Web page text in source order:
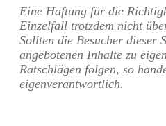
Eine Haftung für die
Einzelfall trotzdem nicht
Sollten die Besucher dieser
angebotenen Inhalte zu
Ratschlägen folgen, so
eigenverantwortlich.